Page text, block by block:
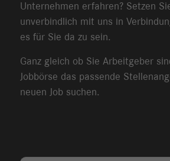
Unternehmen erfahren? Setzen
unverbindlich mit uns in
es für Sie da zu sein.
Ganz gleich ob Sie Arbeitgeber
Jobbörse das passende
neuen Job suchen.